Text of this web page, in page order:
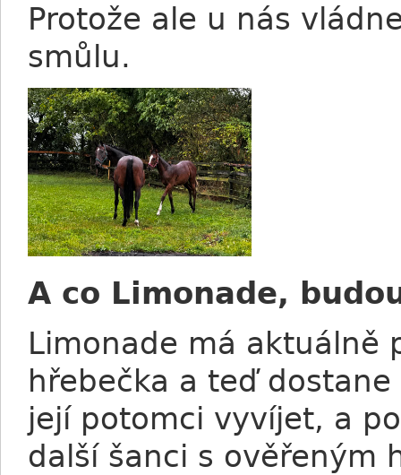
Protože ale u nás
smůlu.
A co Limonade,
Limonade má aktuálně
hřebečka a teď
její potomci vyvíjet, a
další šanci s ověřeným